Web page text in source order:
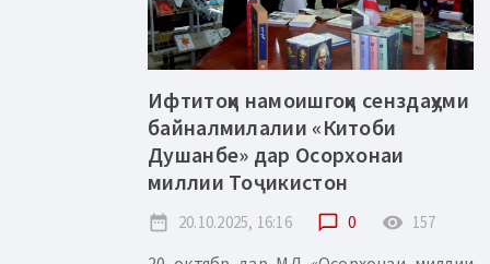
Ифтитоҳи намоишгоҳи сенздаҳуми
байналмилалии «Китоби
Душанбе» дар Осорхонаи
миллии Тоҷикистон
date_range 20.10.2025, 16:16 chat_bubble_outline 0 remove_red_eye 157